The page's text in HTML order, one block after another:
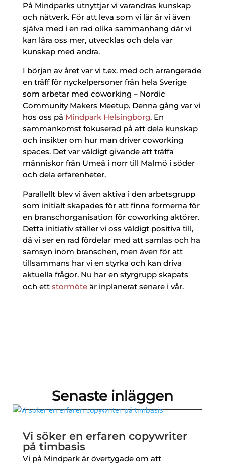
På Mindparks utnyttjar vi varandras kunskap
och nätverk. För att leva som vi lär är vi även
själva med i en rad olika sammanhang där vi
kan lära oss mer, utvecklas och dela vår
kunskap med andra.
I början av året var vi t.ex. med och arrangerade
en träff för nyckelpersoner från hela Sverige
som arbetar med coworking – Nordic
Community Makers Meetup. Denna gång var vi
hos oss på Mindpark Helsingborg. En
sammankomst fokuserad på att dela kunskap
och insikter om hur man driver coworking
spaces. Det var väldigt givande att träffa
människor från Umeå i norr till Malmö i söder
och dela erfarenheter.
Parallellt blev vi även aktiva i den arbetsgrupp
som initialt skapades för att finna formerna för
en branschorganisation för coworking aktörer.
Detta initiativ ställer vi oss väldigt positiva till,
då vi ser en rad fördelar med att samlas och ha
samsyn inom branschen, men även för att
tillsammans har vi en styrka och kan driva
aktuella frågor. Nu har en styrgrupp skapats
och ett stormöteär inplanerat senare i vår.
Senaste inläggen
Vi söker en erfaren copywriter
på timbasis
Vi på Mindpark är övertygade om att